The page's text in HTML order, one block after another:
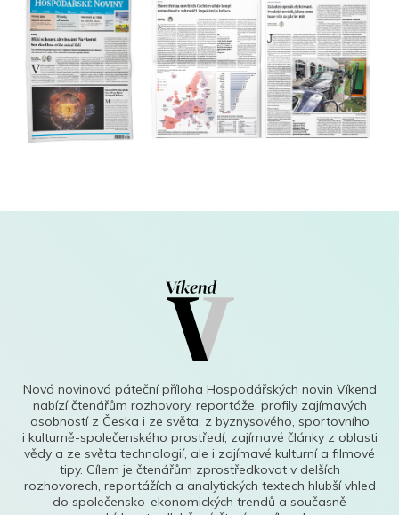
Nová novinová páteční příloha Hospodářských novin Víkend
nabízí čtenářům rozhovory, reportáže, profily zajímavých
osobností z Česka i ze světa, z byznysového, sportovního
i kulturně-společenského prostředí, zajímavé články z oblasti
vědy a ze světa technologií, ale i zajímavé kulturní a filmové
tipy. Cílem je čtenářům zprostředkovat v delších
rozhovorech, reportážích a analytických textech hlubší vhled
do společensko-ekonomických trendů a současně